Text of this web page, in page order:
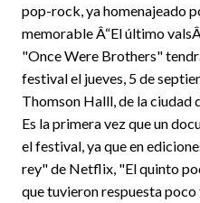
pop-rock, ya homenajeado
memorable Â“El último
"Once Were Brothers"
festival el jueves, 5 de
Thomson Halll, de la ciudad
Es la primera vez que un
el festival, ya que en
rey" de Netflix, "El quinto
que tuvieron respuesta